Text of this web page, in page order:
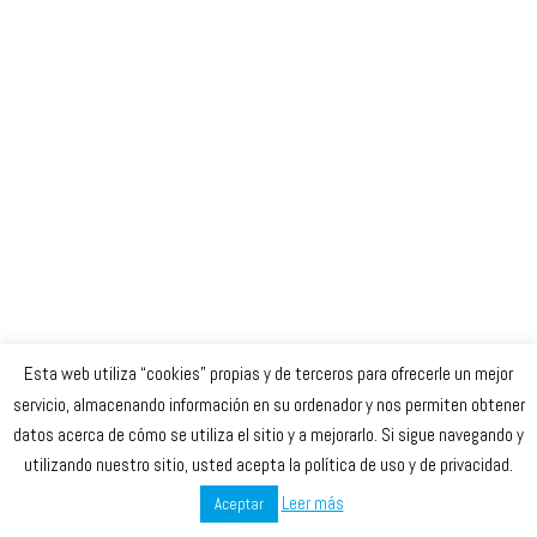
Celta Baloncesto Femenino. 2023
secretaria@celtabaloncesto.com
Esta web utiliza “cookies” propias y de terceros para ofrecerle un mejor
servicio, almacenando información en su ordenador y nos permiten obtener
datos acerca de cómo se utiliza el sitio y a mejorarlo. Si sigue navegando y
utilizando nuestro sitio, usted acepta la política de uso y de privacidad.
Aceptar Leer más